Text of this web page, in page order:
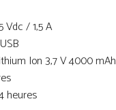
Vdc / 1,5 A
Ion 3,7 V 4000 mAh
heures